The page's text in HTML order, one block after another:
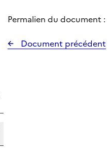
Permalien du document :
Document précédent